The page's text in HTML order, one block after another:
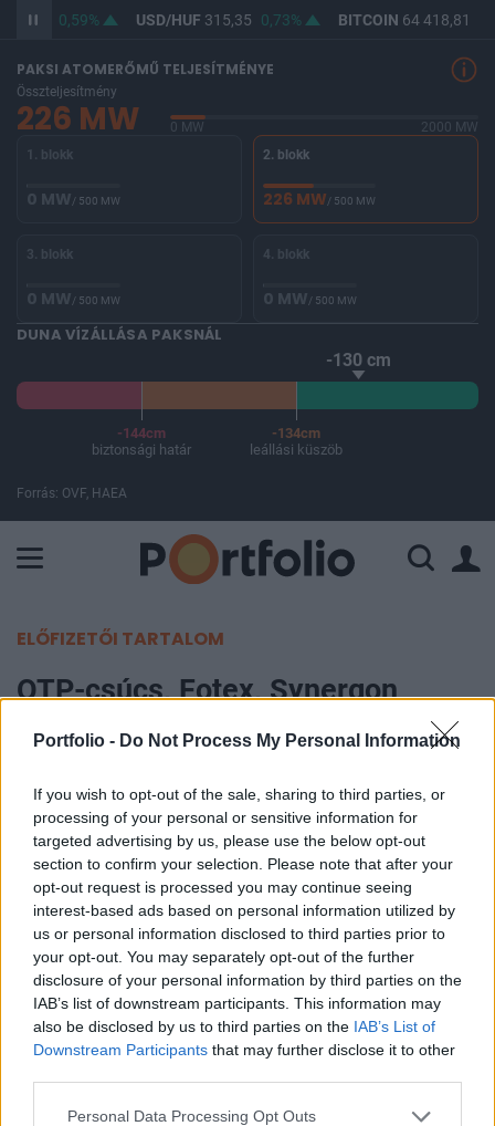
Portfolio - Do Not Process My Personal Information
If you wish to opt-out of the sale, sharing to third parties, or
processing of your personal or sensitive information for
targeted advertising by us, please use the below opt-out
section to confirm your selection. Please note that after your
opt-out request is processed you may continue seeing
interest-based ads based on personal information utilized by
us or personal information disclosed to third parties prior to
your opt-out. You may separately opt-out of the further
disclosure of your personal information by third parties on the
IAB’s list of downstream participants. This information may
also be disclosed by us to third parties on the IAB’s List of
Downstream Participants that may further disclose it to other
Personal Data Processing Opt Outs
0,59% USD/HUF315,35 0,73% BITCOIN64 418,81
PAKSI ATOMERŐMŰ TELJESÍTMÉNYE
Összteljesítmény
226 MW 0 MW
2000 MW
1. blokk
0 MW/ 500 MW
2. blokk
226 MW/ 500 MW
3. blokk
0 MW/ 500 MW
4. blokk
0 MW/ 500 MW
DUNA VÍZÁLLÁSA PAKSNÁL
-130 cm
-144cm
biztonsági határ
-134cm
leállási küszöb
Forrás: OVF, HAEA
ELŐFIZETŐI TARTALOM
OTP-csúcs, Fotex, Synergon
szárnyalás
2005. február 21. 11:55
Hatmilliárdos délelőtti forgalmának kétharmadát
az OTP papírjainak köszönheti a Budapesti
Értéktőzsde, melynek benchmarkja emelkedéssel
kezdte a hetet. A piac barométere 17,699 ponton,
1.9%-os pluszban várja a folytatást.
A régióban a lengyel WIG 20 1, a cseh PX 50 0.3, az orosz
RTS 0.5%-kal emelkedett. OTPReal-time
árfolyamInformációs panelAdatletöltésAz OTP részvényei
7,245 Ft-os történelmi csúcson is megfordultak, a